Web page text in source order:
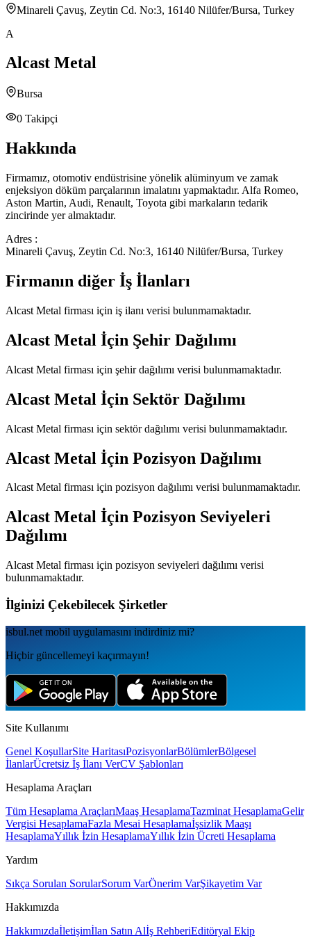
Minareli Çavuş, Zeytin Cd. No:3, 16140 Nilüfer/Bursa, Turkey
A
Alcast Metal
Bursa
0 Takipçi
Hakkında
Firmamız, otomotiv endüstrisine yönelik alüminyum ve zamak
enjeksiyon döküm parçalarının imalatını yapmaktadır. Alfa Romeo,
Aston Martin, Audi, Renault, Toyota gibi markaların tedarik
zincirinde yer almaktadır.
Adres :
Minareli Çavuş, Zeytin Cd. No:3, 16140 Nilüfer/Bursa, Turkey
Firmanın diğer İş İlanları
Alcast Metal firması için iş ilanı verisi bulunmamaktadır.
Alcast Metal İçin Şehir Dağılımı
Alcast Metal firması için şehir dağılımı verisi bulunmamaktadır.
Alcast Metal İçin Sektör Dağılımı
Alcast Metal firması için sektör dağılımı verisi bulunmamaktadır.
Alcast Metal İçin Pozisyon Dağılımı
Alcast Metal firması için pozisyon dağılımı verisi bulunmamaktadır.
Alcast Metal İçin Pozisyon Seviyeleri
Dağılımı
Alcast Metal firması için pozisyon seviyeleri dağılımı verisi
bulunmamaktadır.
İlginizi Çekebilecek Şirketler
isbul.net mobil uygulamаsını indirdiniz mi?
Hiçbir güncellemeyi kaçırmayın!
Site Kullanımı
Genel KoşullarSite HaritasıPozisyonlarBölümlerBölgesel
İlanlarÜcretsiz İş İlanı VerCV Şablonları
Hesaplama Araçları
Tüm Hesaplama AraçlarıMaaş HesaplamaTazminat HesaplamaGelir
Vergisi HesaplamaFazla Mesai Hesaplamaİşsizlik Maaşı
HesaplamaYıllık İzin HesaplamaYıllık İzin Ücreti Hesaplama
Yardım
Sıkça Sorulan SorularSorum VarÖnerim VarŞikayetim Var
Hakkımızda
Hakkımızdaİletişimİlan Satın Alİş RehberiEditöryal Ekip